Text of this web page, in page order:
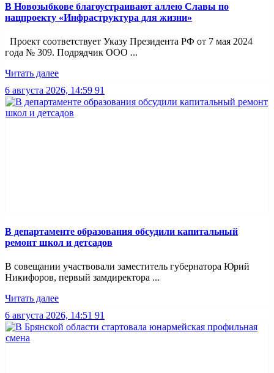
В Новозыбкове благоустраивают аллею Славы по
нацпроекту «Инфраструктура для жизни»
Проект соответствует Указу Президента РФ от 7 мая 2024
года № 309. Подрядчик ООО ...
Читать далее
6 августа 2026, 14:59 91
В департаменте образования обсудили капитальный
ремонт школ и детсадов
В совещании участвовали заместитель губернатора Юрий
Никифоров, первый замдиректора ...
Читать далее
6 августа 2026, 14:51 91